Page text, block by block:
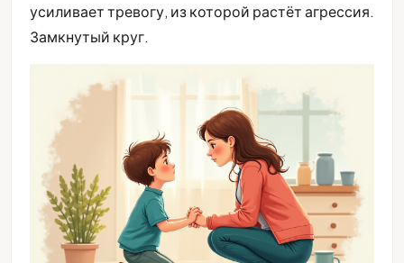
усиливает тревогу, из которой растёт агрессия.
Замкнутый круг.